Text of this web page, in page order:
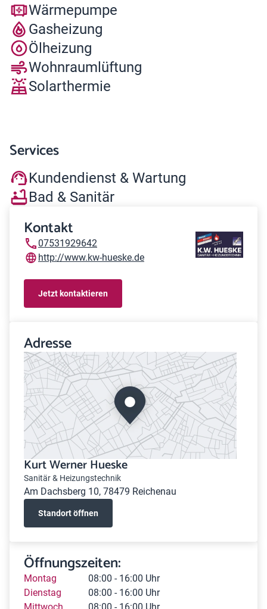
Wärmepumpe
Gasheizung
Ölheizung
Wohnraumlüftung
Solarthermie
Services
Kundendienst & Wartung
Bad & Sanitär
Kontakt
07531929642
http://www.kw-hueske.de
Jetzt kontaktieren
Adresse
Kurt Werner Hueske
Sanitär & Heizungstechnik
Am Dachsberg 10, 78479 Reichenau
Standort öffnen
Öffnungszeiten:
Montag
08:00 - 16:00 Uhr
Dienstag
08:00 - 16:00 Uhr